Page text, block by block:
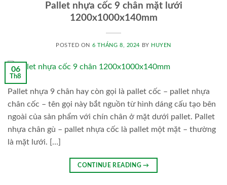
Pallet nhựa cốc 9 chân mặt lưới
1200x1000x140mm
POSTED ON 6 THÁNG 8, 2024 BY HUYEN
06
Th8
Pallet nhựa 9 chân hay còn gọi là pallet cốc – pallet nhựa
chân cốc – tên gọi này bắt nguồn từ hình dáng cấu tạo bên
ngoài của sản phẩm với chín chân ở mặt dưới pallet. Pallet
nhựa chân gù – pallet nhựa cốc là pallet một mặt – thường
là mặt lưới. […]
CONTINUE READING→